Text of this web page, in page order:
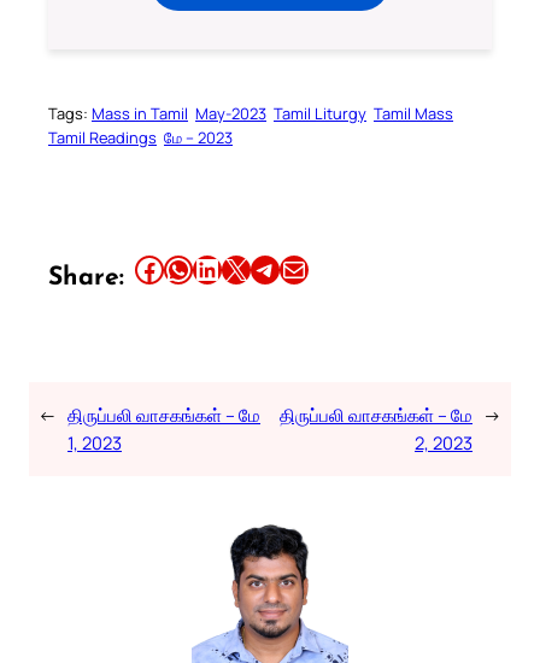
Tags: Mass in Tamil May-2023 Tamil Liturgy Tamil Mass
Tamil Readings மே – 2023
Share: Share this article on Facebook Share this article on WhatsApp Share this article on LinkedIn Share this article on X Share this article on TelegramEmail this Article
← திருப்பலி வாசகங்கள் – மே
1, 2023
திருப்பலி வாசகங்கள் – மே
2, 2023
→